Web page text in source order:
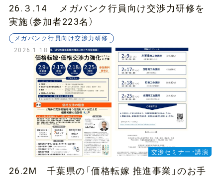
26.３.14 メガバンク行員向け交渉力研修を
実施（参加者223名）
メガバンク行員向け交渉力研修
2026.1.18
交渉セミナー・講演
26.2M 千葉県の「価格転嫁 推進事業」のお手